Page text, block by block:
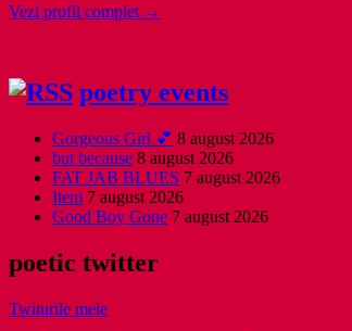
Vezi profil complet →
poetry events
Gorgeous Girl 💕 8 august 2026
but because 8 august 2026
FAT JAB BLUES 7 august 2026
Item 7 august 2026
Good Boy Gone 7 august 2026
poetic twitter
Twiturile mele